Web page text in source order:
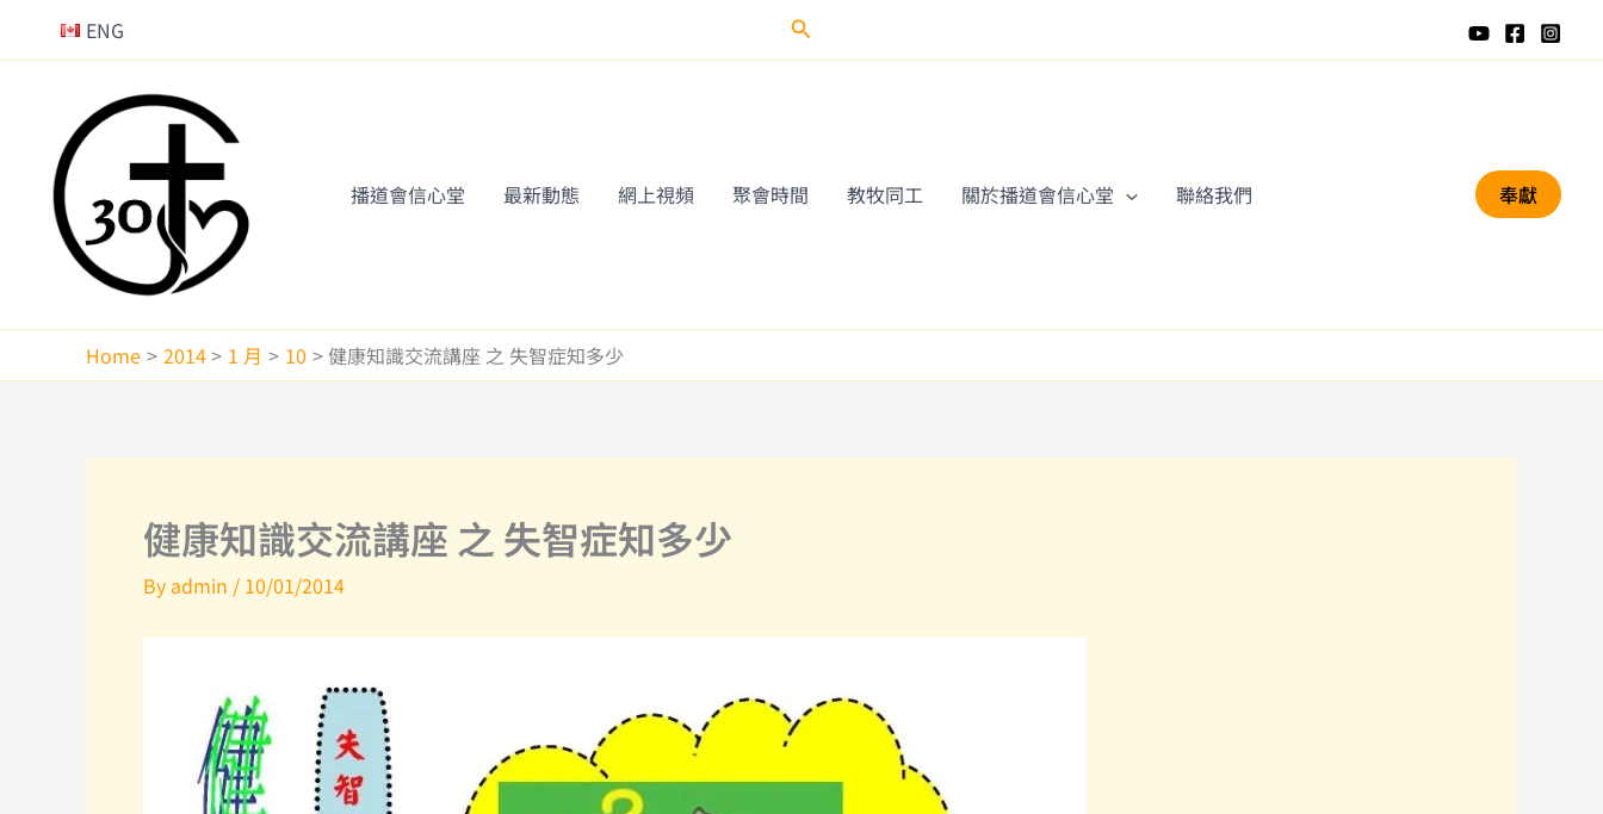
ENG Search
播道會信心堂 最新動態 網上視頻 聚會時間 教牧同工 關於播道會信心堂 聯絡我們 奉獻
Home 2014 1 月 10 健康知識交流講座 之 失智症知多少
健康知識交流講座 之 失智症知多少
By admin / 10/01/2014